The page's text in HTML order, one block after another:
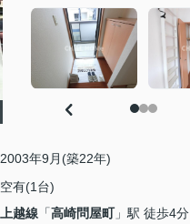
2003年9月(築22年)
空有(1台)
上越線 「高崎問屋町」駅 徒歩4分